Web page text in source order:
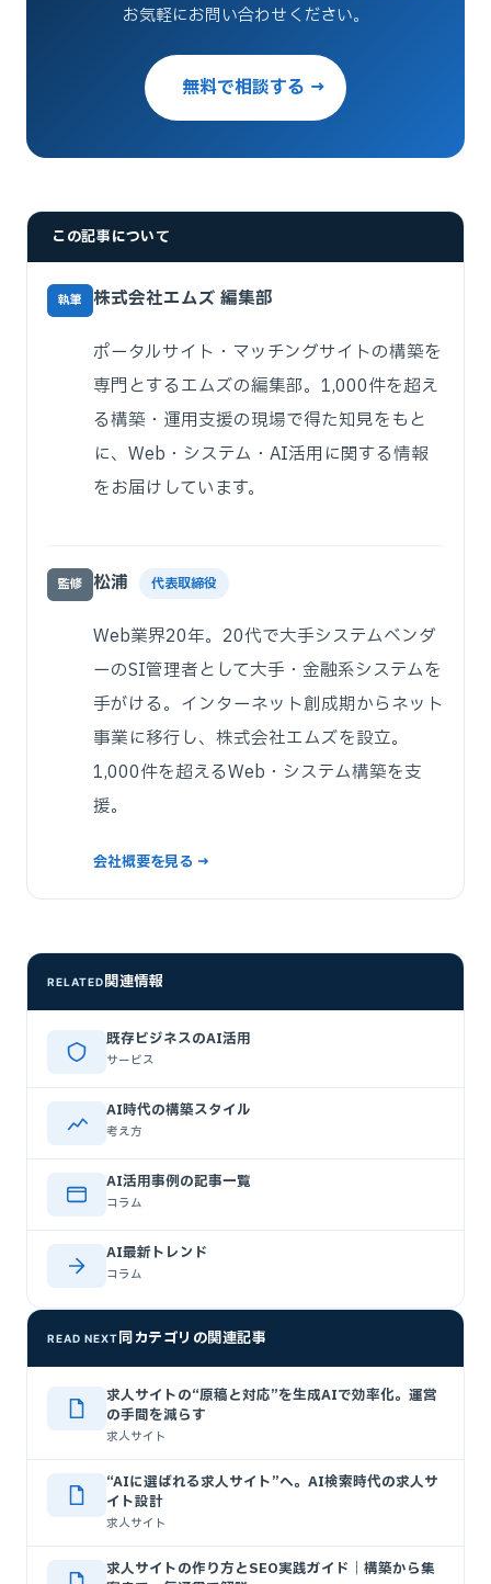
お気軽にお問い合わせください。
無料で相談する →
この記事について
執筆 株式会社エムズ 編集部
ポータルサイト・マッチングサイトの構築を
専門とするエムズの編集部。1,000件を超え
る構築・運用支援の現場で得た知見をもと
に、Web・システム・AI活用に関する情報
をお届けしています。
監修 松浦 代表取締役
Web業界20年。20代で大手システムベンダ
ーのSI管理者として大手・金融系システムを
手がける。インターネット創成期からネット
事業に移行し、株式会社エムズを設立。
1,000件を超えるWeb・システム構築を支
援。
会社概要を見る →
RELATED関連情報
既存ビジネスのAI活用
サービス
AI時代の構築スタイル
考え方
AI活用事例の記事一覧
コラム
AI最新トレンド
コラム
READ NEXT同カテゴリの関連記事
求人サイトの“原稿と対応”を生成AIで効率化。運営
の手間を減らす
求人サイト
“AIに選ばれる求人サイト”へ。AI検索時代の求人サ
イト設計
求人サイト
求人サイトの作り方とSEO実践ガイド｜構築から集